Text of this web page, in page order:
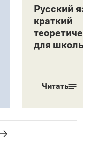
Русский
краткий
для
Читать